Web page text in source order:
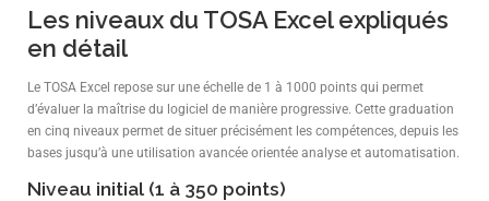
Les niveaux du TOSA Excel expliqués
en détail
Le TOSA Excel repose sur une échelle de 1 à 1000 points qui permet
d’évaluer la maîtrise du logiciel de manière progressive. Cette graduation
en cinq niveaux permet de situer précisément les compétences, depuis les
bases jusqu’à une utilisation avancée orientée analyse et automatisation.
Niveau initial (1 à 350 points)